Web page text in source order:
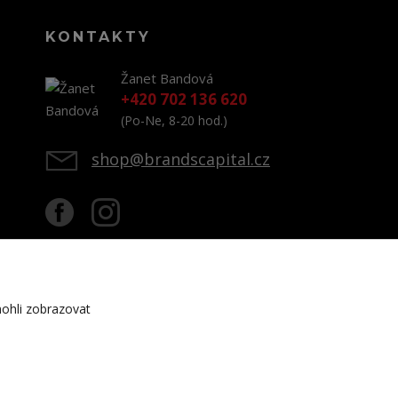
KONTAKTY
Žanet Bandová
+420 702 136 620
(Po-Ne, 8-20 hod.)
shop@brandscapital.cz
zobrazovat